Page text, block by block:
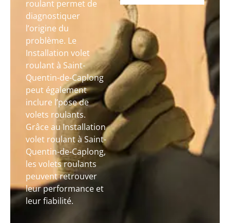
roulant permet de
diagnostiquer
l’origine du
problème. Le
Installation volet
roulant à Saint-
Quentin-de-Caplong
peut également
inclure l’pose de
volets roulants.
Grâce au Installation
volet roulant à Saint-
Quentin-de-Caplong,
les volets roulants
peuvent retrouver
leur performance et
leur fiabilité.